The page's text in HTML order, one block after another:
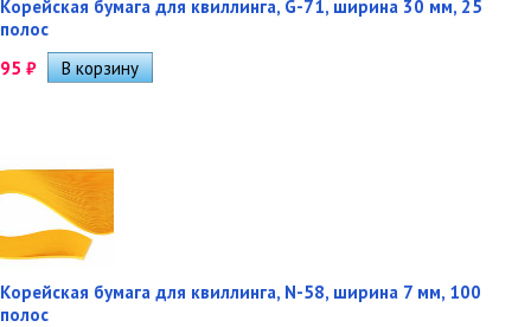
Корейская бумага для квиллинга, G-71, ширина 30 мм, 25
полос
95 ₽
Корейская бумага для квиллинга, N-58, ширина 7 мм, 100
полос